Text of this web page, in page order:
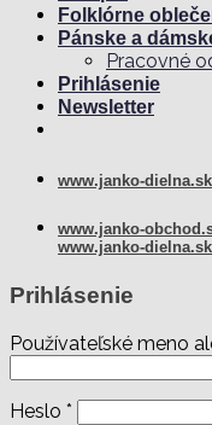
Folklórne
Pánske a
Pracovné
Prihlásenie
Newsletter
www.janko-
www.janko-
www.janko-
Prihlásenie
Používateľské meno
Heslo *